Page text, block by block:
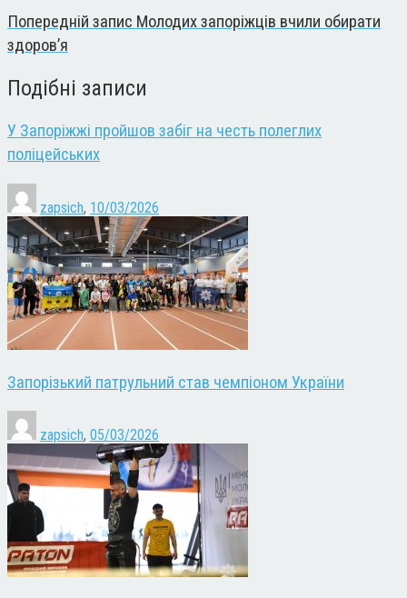
Попередній запис Молодих запоріжців вчили обирати
здоров’я
Подібні записи
У Запоріжжі пройшов забіг на честь полеглих
поліцейських
zapsich, 10/03/2026
Запорізький патрульний став чемпіоном України
zapsich, 05/03/2026